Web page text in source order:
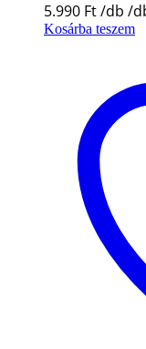
5.990 Ft
Kosárba teszem